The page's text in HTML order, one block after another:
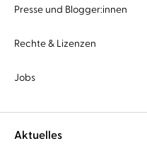
Presse und Blogger:innen
Rechte & Lizenzen
Jobs
Aktuelles